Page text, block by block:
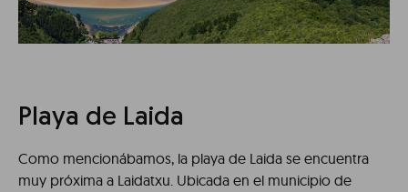
Playa de Laida
Como mencionábamos, la playa de Laida se encuentra
muy próxima a Laidatxu. Ubicada en el municipio de